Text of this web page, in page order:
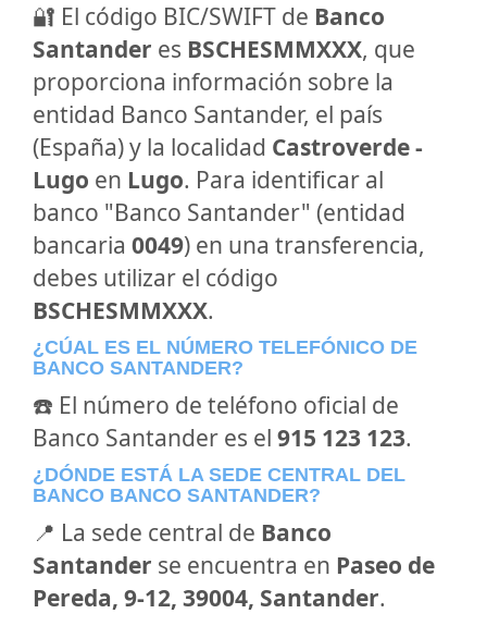
🔐 El código BIC/SWIFT de Banco
Santander es BSCHESMMXXX, que
proporciona información sobre la
entidad Banco Santander, el país
(España) y la localidad Castroverde -
Lugo en Lugo. Para identificar al
banco "Banco Santander" (entidad
bancaria 0049) en una transferencia,
debes utilizar el código
BSCHESMMXXX.
¿CÚAL ES EL NÚMERO TELEFÓNICO DE
BANCO SANTANDER?
☎️ El número de teléfono oficial de
Banco Santander es el 915 123 123.
¿DÓNDE ESTÁ LA SEDE CENTRAL DEL
BANCO BANCO SANTANDER?
📍 La sede central de Banco
Santander se encuentra en Paseo de
Pereda, 9-12, 39004, Santander.